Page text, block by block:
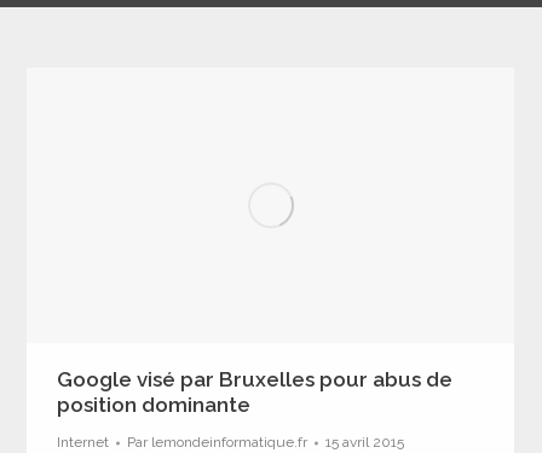
Google visé par Bruxelles pour abus de
position dominante
Internet Par lemondeinformatique.fr 15 avril 2015